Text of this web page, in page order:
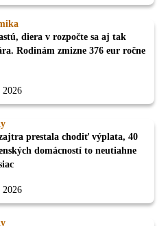
diera v rozpočte sa aj tak
Rodinám zmizne 376 eur ročne
2026
prestala chodiť výplata, 40
domácností to neutiahne
2026